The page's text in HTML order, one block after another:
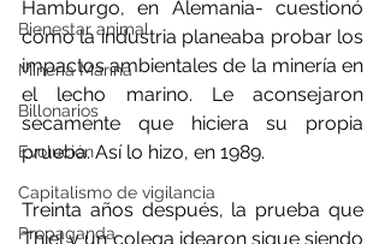
Bienestar animal
Minería Marina
Billonarios
Evolución
Capitalismo de vigilancia
Propaganda
Hamburgo, en Alemania- cuestionó
cómo la industria planeaba probar los
impactos ambientales de la minería en
el lecho marino. Le aconsejaron
secamente que hiciera su propia
prueba. Así lo hizo, en 1989.
Treinta años después, la prueba que
Thiel y un colega idearon sigue siendo